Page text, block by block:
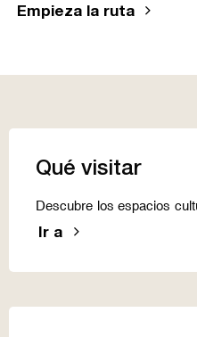
Empieza la ruta
Qué visitar
Descubre los espacios
Ir a